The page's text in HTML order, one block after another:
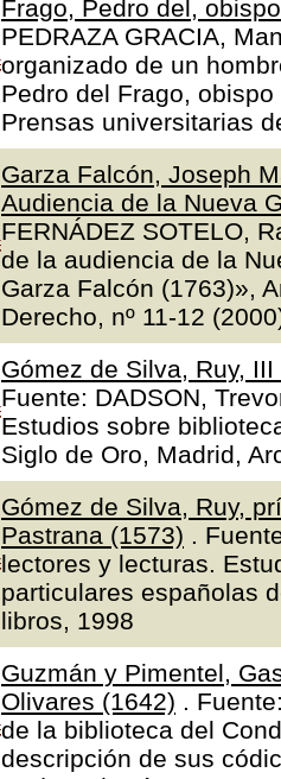
Frago, Pedro del,
PEDRAZA GRACIA,
organizado de un
Pedro del Frago,
Prensas universitarias
Garza Falcón, Joseph
Audiencia de la Nueva
FERNÁDEZ SOTELO,
de la audiencia de la
Garza Falcón (1763)»,
Derecho, nº 11-12
Gómez de Silva, Ruy,
Fuente: DADSON,
Estudios sobre
Siglo de Oro, Madrid,
Gómez de Silva, Ruy,
Pastrana (1573) .
lectores y lecturas.
particulares españolas
libros, 1998
Guzmán y Pimentel,
Olivares (1642) .
de la biblioteca del
descripción de sus